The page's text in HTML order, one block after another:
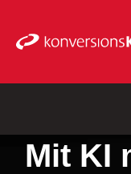
Mit KI